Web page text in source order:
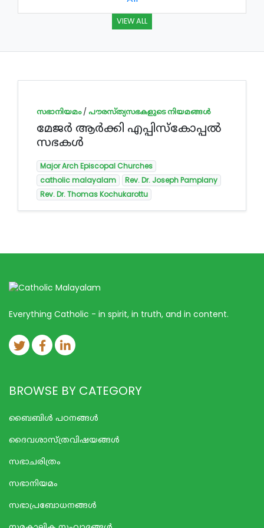
VIEW ALL
സഭാനിയമം/ പൗരസ്ത്യസഭകളുടെ നിയമങ്ങൾ
മേജര്‍ ആര്‍ക്കി എപ്പിസ്കോപ്പല്‍
സഭകള്‍
Major Arch Episcopal Churches
catholic malayalam
Rev. Dr. Joseph Pamplany
Rev. Dr. Thomas Kochukarottu
Everything Catholic - in spirit, in truth, and in content.
BROWSE BY CATEGORY
ബൈബിള്‍ പഠനങ്ങള്‍
ദൈവശാസ്ത്രവിഷയങ്ങള്‍
സഭാചരിത്രം
സഭാനിയമം
സഭാപ്രബോധനങ്ങള്‍